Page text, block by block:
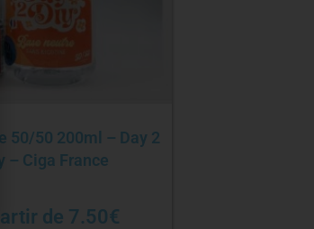
50/50 200ml – Day 2
– Ciga France
de 7.50€